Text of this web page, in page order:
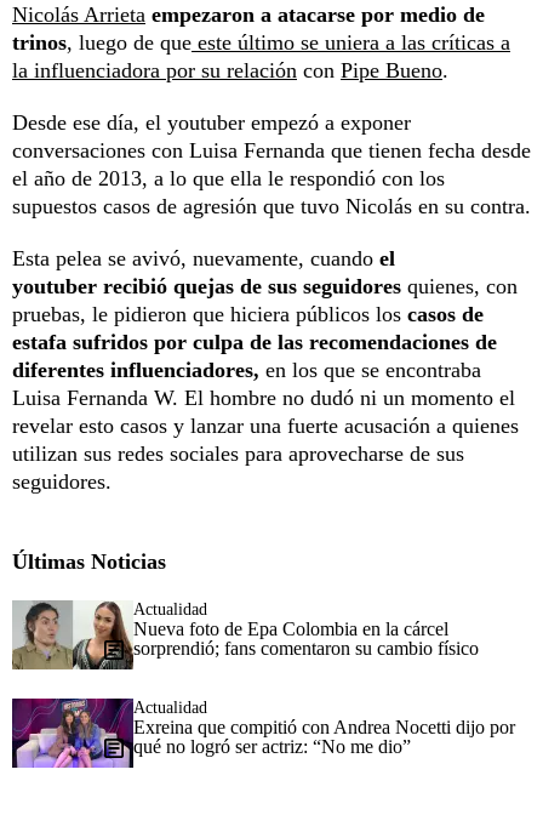
Nicolás Arrieta empezaron a atacarse por medio de
trinos, luego de que este último se uniera a las críticas a
la influenciadora por su relación con Pipe Bueno.
Desde ese día, el youtuber empezó a exponer
conversaciones con Luisa Fernanda que tienen fecha desde
el año de 2013, a lo que ella le respondió con los
supuestos casos de agresión que tuvo Nicolás en su contra.
Esta pelea se avivó, nuevamente, cuando el
youtuber recibió quejas de sus seguidores quienes, con
pruebas, le pidieron que hiciera públicos los casos de
estafa sufridos por culpa de las recomendaciones de
diferentes influenciadores, en los que se encontraba
Luisa Fernanda W. El hombre no dudó ni un momento el
revelar esto casos y lanzar una fuerte acusación a quienes
utilizan sus redes sociales para aprovecharse de sus
seguidores.
Últimas Noticias
Actualidad
Nueva foto de Epa Colombia en la cárcel
sorprendió; fans comentaron su cambio físico
Actualidad
Exreina que compitió con Andrea Nocetti dijo por
qué no logró ser actriz: “No me dio”